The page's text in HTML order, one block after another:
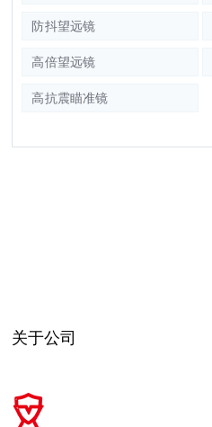
防抖望远镜
高倍望远镜
高抗震瞄准镜
关于公司